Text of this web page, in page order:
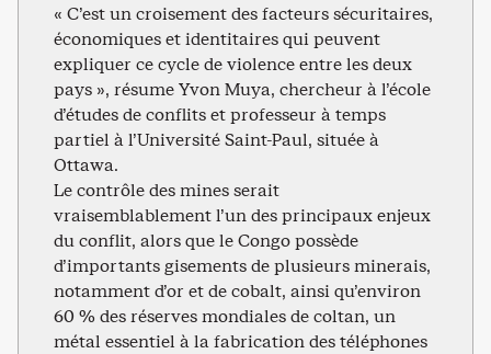
« C’est un croisement des facteurs sécuritaires,
économiques et identitaires qui peuvent
expliquer ce cycle de violence entre les deux
pays », résume Yvon Muya, chercheur à l’école
d’études de conflits et professeur à temps
partiel à l’Université Saint-Paul, située à
Ottawa.
Le contrôle des mines serait
vraisemblablement l’un des principaux enjeux
du conflit, alors que le Congo possède
d’importants gisements de plusieurs minerais,
notamment d’or et de cobalt, ainsi qu’environ
60 % des réserves mondiales de coltan, un
métal essentiel à la fabrication des téléphones